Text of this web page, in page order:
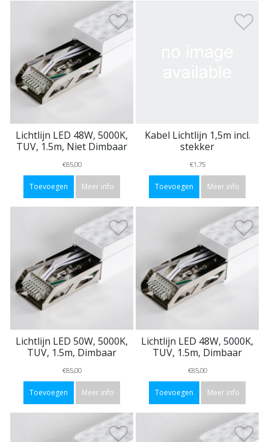
Lichtlijn LED 48W, 5000K,
TUV, 1.5m, Niet Dimbaar
€85,00
Toevoegen Meer info
Kabel Lichtlijn 1,5m incl.
stekker
€1,75
Toevoegen Meer info
Lichtlijn LED 50W, 5000K,
TUV, 1.5m, Dimbaar
€85,00
Toevoegen Meer info
Lichtlijn LED 48W, 5000K,
TUV, 1.5m, Dimbaar
€85,00
Toevoegen Meer info